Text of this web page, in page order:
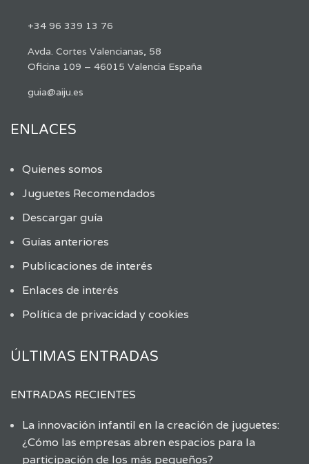
+34 96 339 13 76
Avda. Cortes Valencianas, 58
Oficina 109 – 46015 Valencia España
guia@aiju.es
ENLACES
Quienes somos
Juguetes Recomendados
Descargar guía
Guías anteriores
Publicaciones de interés
Enlaces de interés
Política de privacidad y cookies
ÚLTIMAS ENTRADAS
ENTRADAS RECIENTES
La innovación infantil en la creación de juguetes:
¿Cómo las empresas abren espacios para la
participación de los más pequeños?